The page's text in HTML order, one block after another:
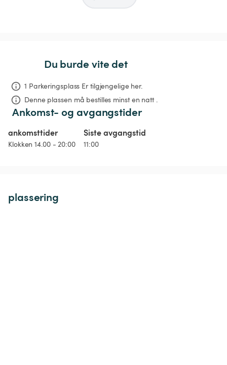
Du burde vite det
1 Parkeringsplass Er tilgjengelige her.
Denne plassen må bestilles minst en natt .
Ankomst- og avgangstider
ankomsttider
Klokken 14.00 - 20:00
Siste avgangstid
11:00
plassering